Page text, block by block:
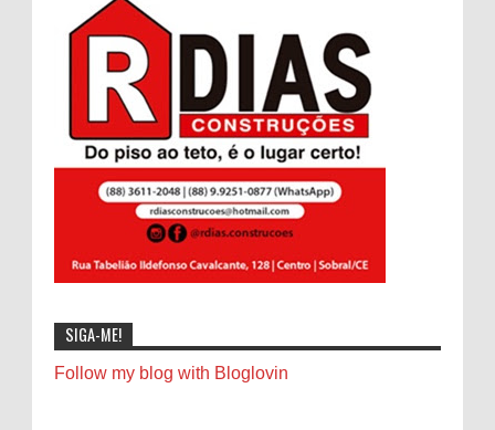
SIGA-ME!
Follow my blog with Bloglovin